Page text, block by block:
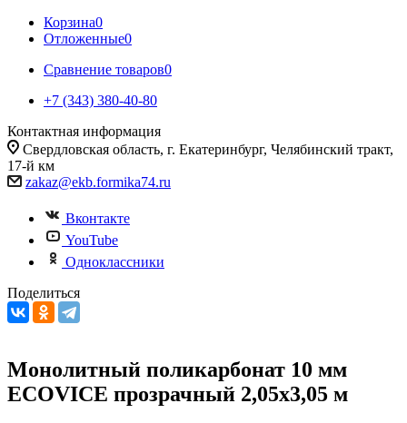
Корзина0
Отложенные0
Сравнение товаров0
+7 (343) 380-40-80
Контактная информация
Свердловская область, г. Екатеринбург, Челябинский тракт,
17-й км
zakaz@ekb.formika74.ru
Вконтакте
YouTube
Одноклассники
Поделиться
Монолитный поликарбонат 10 мм
ECOVICE прозрачный 2,05х3,05 м